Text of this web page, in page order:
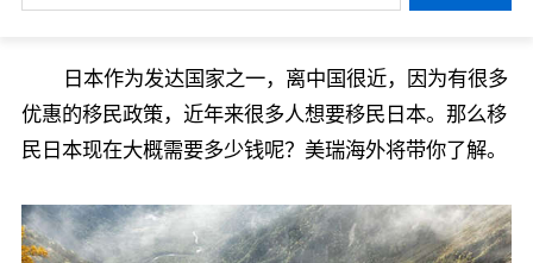
日本作为发达国家之一，离中国很近，因为有很多
优惠的移民政策，近年来很多人想要移民日本。那么移
民日本现在大概需要多少钱呢？美瑞海外将带你了解。